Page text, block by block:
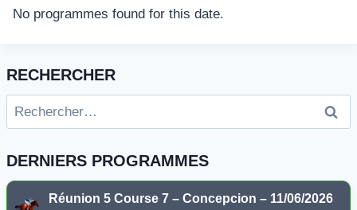
No programmes found for this date.
RECHERCHER
Rechercher :
DERNIERS PROGRAMMES
Réunion 5 Course 7 – Concepcion – 11/06/2026